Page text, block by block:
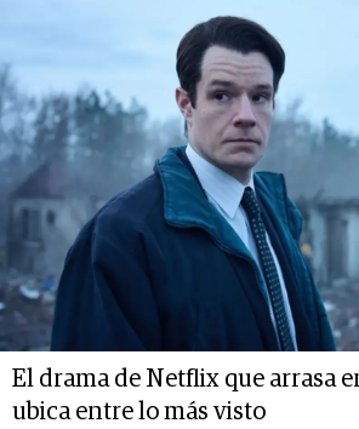
El drama de Netflix que arrasa
ubica entre lo más visto